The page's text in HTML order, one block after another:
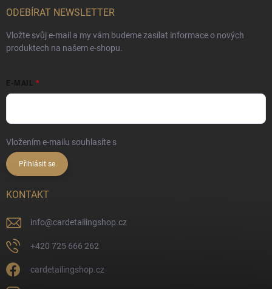
ODEBÍRAT NEWSLETTER
Vložte svůj e-mail a my vám budeme zasílat informace o nových
produktech na našem e-shopu.
E-MAIL
Vložením e-mailu souhlasíte s
Přihlásit se
KONTAKT
info@cardetailingshop.cz
+420 725 666 262
cardetailingshop.cz